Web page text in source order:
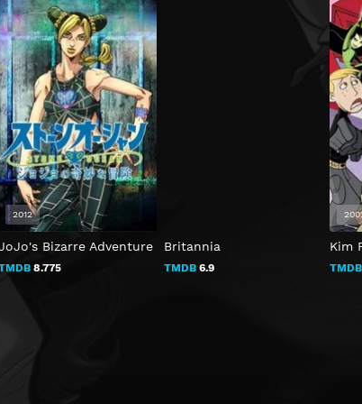
Bizarre Adventure
8.775
2012
Britannia
TMDB6.9
Kim
TMDB